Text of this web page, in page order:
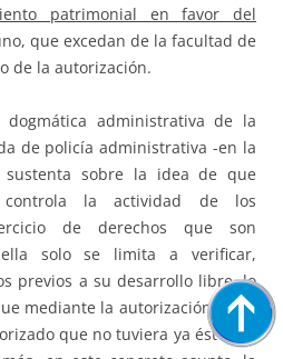
patrimonial en favor del
que excedan de la facultad de
de la autorización.
administrativa de la
de policía administrativa -en la
sustenta sobre la idea de que
la actividad de los
de derechos que son
solo se limita a verificar,
previos a su desarrollo libre, lo
mediante la autorización no se
que no tuviera ya éste por